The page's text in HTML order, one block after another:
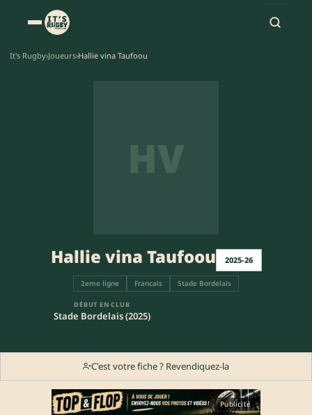
It's Rugby›Joueurs›Hallie vina Taufoou
HV
Hallie vina Taufoou 2025-26
2eme ligne Francais Stade Bordelais
DÉBUT EN CLUB
Stade Bordelais (2025)
C'est votre fiche ? Revendiquez-la
Publicité